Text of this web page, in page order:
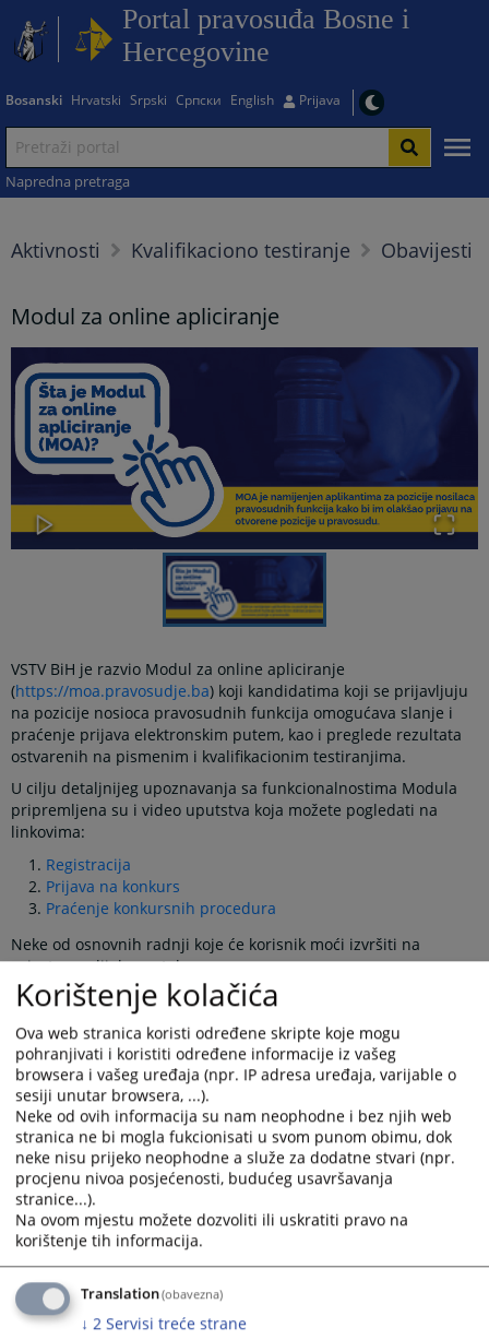
Portal pravosuđa Bosne i
Hercegovine
Bosanski Hrvatski Srpski Српски English Prijava
Napredna pretraga
Aktivnosti Kvalifikaciono testiranje Obavijesti
Modul za online apliciranje
VSTV BiH je razvio Modul za online apliciranje
(https://moa.pravosudje.ba) koji kandidatima koji se prijavljuju
na pozicije nosioca pravosudnih funkcija omogućava slanje i
praćenje prijava elektronskim putem, kao i preglede rezultata
ostvarenih na pismenim i kvalifikacionim testiranjima.
U cilju detaljnijeg upoznavanja sa funkcionalnostima Modula
pripremljena su i video uputstva koja možete pogledati na
linkovima:
Registracija
Prijava na konkurs
Praćenje konkursnih procedura
Neke od osnovnih radnji koje će korisnik moći izvršiti na
privatnom dijelu portala su:
prijava na otvorene pozicije,
pregled svih svojih prijava,
uvid u rezultate ostvarene na kvalifikacionim testiranjima,
uvid u rezultate ostvarene na pismenim testiranjima,
pregled informacija o terminima i lokacijama
kvalifikacionih i pismenih testiranja itd.
Nakon slanja prijave korisnici će na elektronsku poštu dobiti
poruku sa brojem pod kojim se prijava vodi u elektronskoj
pisarni.
Novi sistem slanja i zaprimanja prijava će olakšati i ubrzati
proces prijavljivanja na otvorene pozicije jer kandidatima
olakšava popunjavanje i slanje prijava, a osoblju VSTV BiH
skraćuje vrijeme potrebno za njihovu obradu i smanjuje
mogućnost ljudske greške.
Korištenje kolačića
Ova web stranica koristi određene skripte koje mogu
pohranjivati i koristiti određene informacije iz vašeg
browsera i vašeg uređaja (npr. IP adresa uređaja, varijable o
sesiji unutar browsera, ...).
Neke od ovih informacija su nam neophodne i bez njih web
stranica ne bi mogla fukcionisati u svom punom obimu, dok
neke nisu prijeko neophodne a služe za dodatne stvari (npr.
procjenu nivoa posjećenosti, budućeg usavršavanja
stranice...).
Na ovom mjestu možete dozvoliti ili uskratiti pravo na
korištenje tih informacija.
Translation(obavezna)
↓ 2 Servisi treće strane